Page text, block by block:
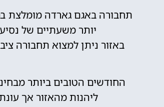
תחבורה באגם גארדה מומלצת
יותר משעתיים של
באזור ניתן למצוא תחבורה
החודשים הטובים ביותר
ליהנות מהאזור אך